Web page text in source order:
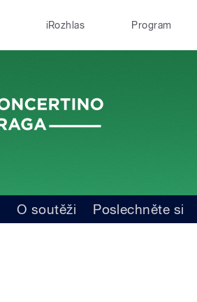
iRozhlas Program
O soutěži Poslechněte si